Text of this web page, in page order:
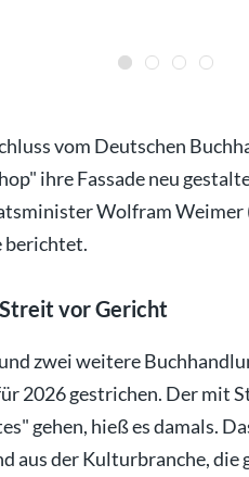
vom Deutschen
ihre Fassade neu
Wolfram Weimer
berichtet.
vor Gericht
zwei weitere
2026 gestrichen. Der mit
gehen, hieß es damals.
aus der Kulturbranche,